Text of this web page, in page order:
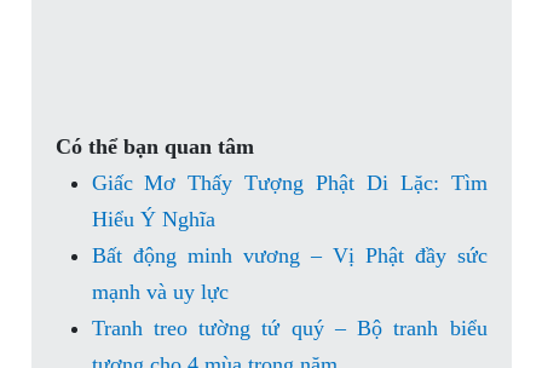
Có thể bạn quan tâm
Giấc Mơ Thấy Tượng Phật Di Lặc: Tìm
Hiểu Ý Nghĩa
Bất động minh vương – Vị Phật đầy sức
mạnh và uy lực
Tranh treo tường tứ quý – Bộ tranh biểu